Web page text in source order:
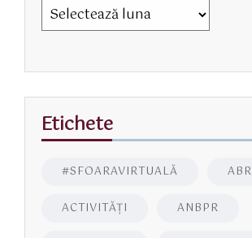
Etichete
#SFOARAVIRTUALĂ ABR
ACTIVITĂŢI ANBPR